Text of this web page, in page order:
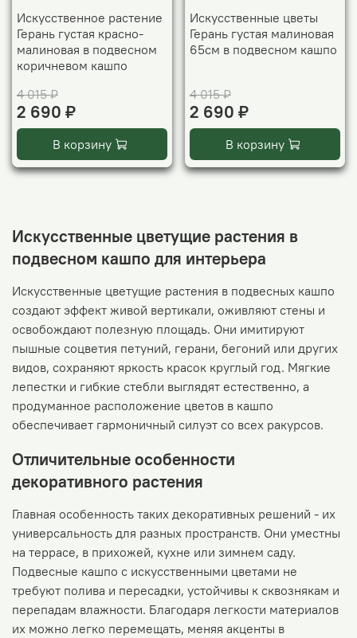
Искусственное растение
Герань густая красно-
малиновая в подвесном
коричневом кашпо
4 015 ₽
2 690 ₽
В корзину
Искусственные цветы
Герань густая малиновая
65см в подвесном кашпо
4 015 ₽
2 690 ₽
В корзину
Искусственные цветущие растения в
подвесном кашпо для интерьера
Искусственные цветущие растения в подвесных кашпо
создают эффект живой вертикали, оживляют стены и
освобождают полезную площадь. Они имитируют
пышные соцветия петуний, герани, бегоний или других
видов, сохраняют яркость красок круглый год. Мягкие
лепестки и гибкие стебли выглядят естественно, а
продуманное расположение цветов в кашпо
обеспечивает гармоничный силуэт со всех ракурсов.
Отличительные особенности
декоративного растения
Главная особенность таких декоративных решений - их
универсальность для разных пространств. Они уместны
на террасе, в прихожей, кухне или зимнем саду.
Подвесные кашпо с искусственными цветами не
требуют полива и пересадки, устойчивы к сквознякам и
перепадам влажности. Благодаря легкости материалов
их можно легко перемещать, меняя акценты в